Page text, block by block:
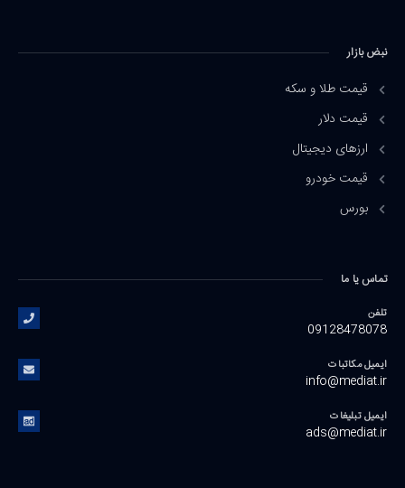
نبض بازار
قیمت طلا و سکه
قیمت دلار
ارزهای دیجیتال
قیمت خودرو
بورس
تماس یا ما
تلفن
09128478078
ایمیل مکاتبات
info@mediat.ir
ایمیل تبلیغات
ads@mediat.ir